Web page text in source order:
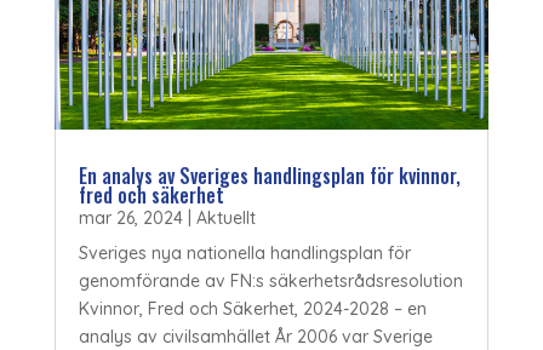
En analys av Sveriges handlingsplan för kvinnor,
fred och säkerhet
mar 26, 2024| Aktuellt
Sveriges nya nationella handlingsplan för
genomförande av FN:s säkerhetsrådsresolution
Kvinnor, Fred och Säkerhet, 2024-2028 – en
analys av civilsamhället År 2006 var Sverige